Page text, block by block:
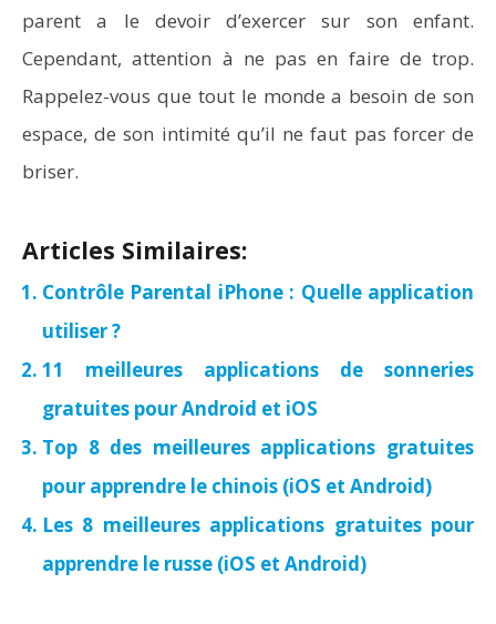
parent a le devoir d’exercer sur son enfant.
Cependant, attention à ne pas en faire de trop.
Rappelez-vous que tout le monde a besoin de son
espace, de son intimité qu’il ne faut pas forcer de
briser.
Articles Similaires:
Contrôle Parental iPhone : Quelle application
utiliser ?
11 meilleures applications de sonneries
gratuites pour Android et iOS
Top 8 des meilleures applications gratuites
pour apprendre le chinois (iOS et Android)
Les 8 meilleures applications gratuites pour
apprendre le russe (iOS et Android)